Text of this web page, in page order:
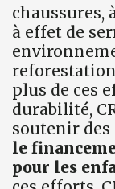
chaussures,
à effet de
plus de ces
durabilité,
soutenir
le
pour les